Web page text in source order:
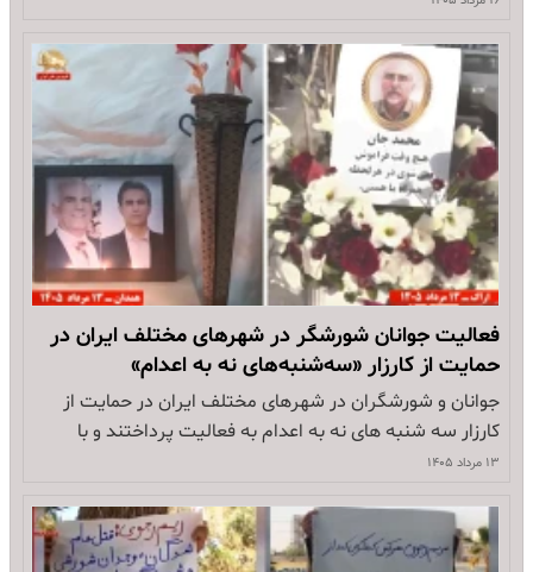
🔴اردبیل(انگوت): انفجار در قضاییه جلادان 🔴خرم آباد: به
آتش کشیدن پوستر خمینی…
فعالیت جوانان شورشگر در شهرهای مختلف ایران در
حمایت از کارزار «سه‌شنبه‌های نه به اعدام»
جوانان و شورشگران در شهرهای مختلف ایران در حمایت از
کارزار سه شنبه های نه به اعدام به فعالیت پرداختند و با
شعارهایی علیه احکام اعدام حمایت خود را از این کارزار ابراز
تقوی و بهروز احسانی و مهدی…
۱۳ مرداد ۱۴۰۵